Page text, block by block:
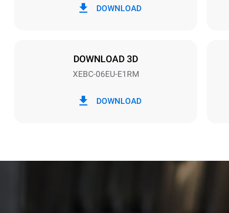
Consumo em kwh e emissões de co2
DOWNLOAD
DOWNLOAD 3D
XEBC-06EU-E1RM
DOWNLOAD